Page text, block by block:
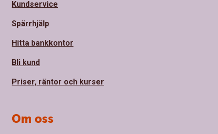
Kundservice
Spärrhjälp
Hitta bankkontor
Bli kund
Priser, räntor och kurser
Om oss